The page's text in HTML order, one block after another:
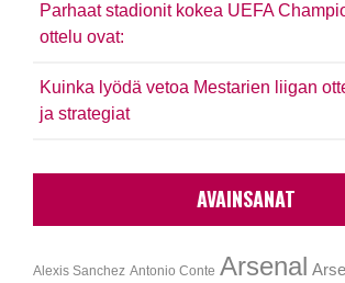
Parhaat stadionit kokea UEFA
ottelu ovat:
Kuinka lyödä vetoa Mestarien liigan
ja strategiat
AVAINSANAT
Alexis Sanchez Antonio Conte Arsenal